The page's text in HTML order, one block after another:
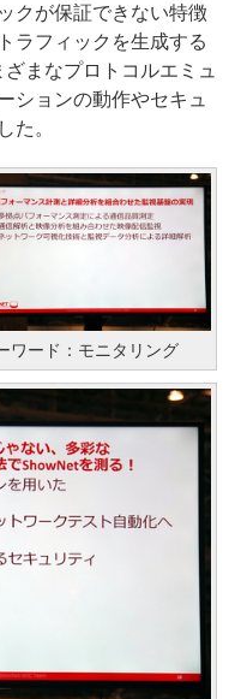
クが保証できない特徴
ラフィックを生成する
まなプロトコルエミュ
ションの動作やセキュ
た。
ワード：モニタリング